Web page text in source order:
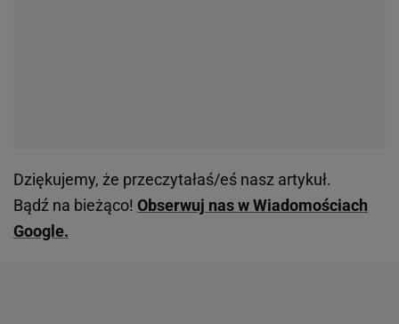
Dziękujemy, że przeczytałaś/eś nasz artykuł.
Bądź na bieżąco! Obserwuj nas w Wiadomościach
Google.